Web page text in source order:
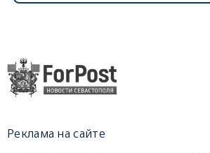
Реклама на сайте